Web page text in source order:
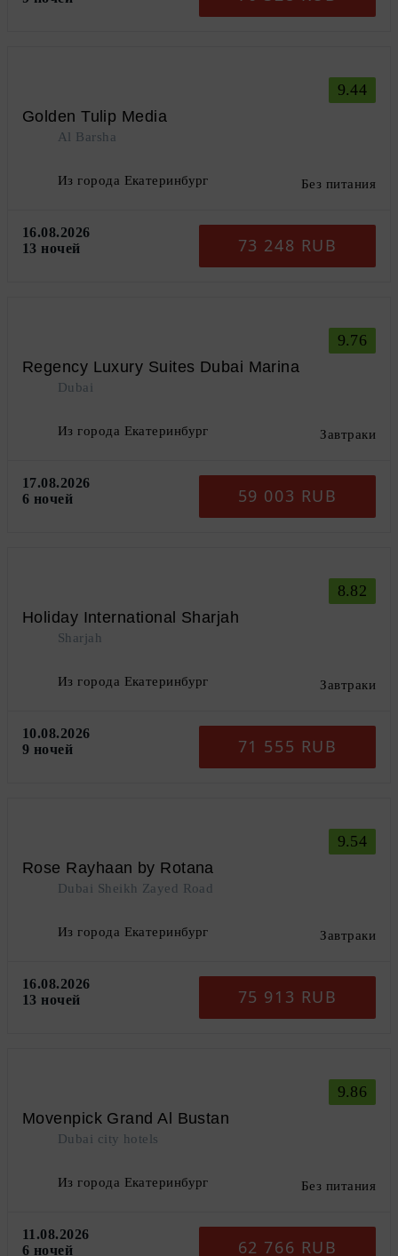
9.44
Golden Tulip Media
Al Barsha
Из города Екатеринбург Без питания
16.08.2026
13 ночей
73 248 RUB
9.76
Regency Luxury Suites Dubai Marina
Dubai
Из города Екатеринбург Завтраки
17.08.2026
6 ночей
59 003 RUB
8.82
Holiday International Sharjah
Sharjah
Из города Екатеринбург Завтраки
10.08.2026
9 ночей
71 555 RUB
9.54
Rose Rayhaan by Rotana
Dubai Sheikh Zayed Road
Из города Екатеринбург Завтраки
16.08.2026
13 ночей
75 913 RUB
9.86
Movenpick Grand Al Bustan
Dubai city hotels
Из города Екатеринбург Без питания
11.08.2026
6 ночей
62 766 RUB